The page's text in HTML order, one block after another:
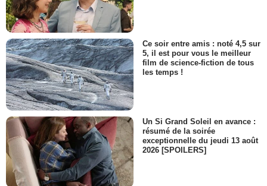
Ce soir entre amis : noté 4,5 sur
5, il est pour vous le meilleur
film de science-fiction de tous
les temps !
Un Si Grand Soleil en avance :
résumé de la soirée
exceptionnelle du jeudi 13 août
2026 [SPOILERS]